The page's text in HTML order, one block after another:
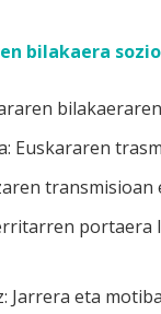
bilakaera
Euskararen
portaera
Jarrera eta